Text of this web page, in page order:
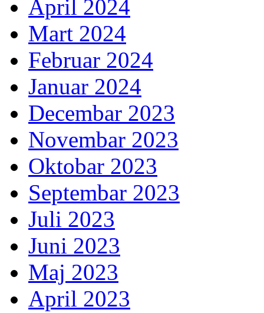
April 2024
Mart 2024
Februar 2024
Januar 2024
Decembar 2023
Novembar 2023
Oktobar 2023
Septembar 2023
Juli 2023
Juni 2023
Maj 2023
April 2023